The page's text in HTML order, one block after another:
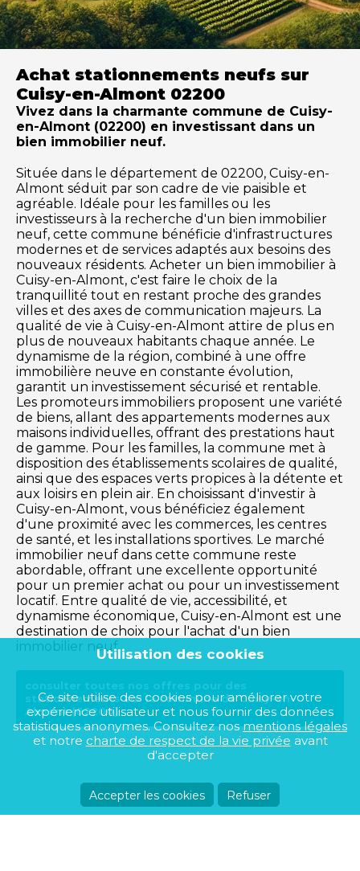
Achat stationnements neufs sur
Cuisy-en-Almont 02200
Vivez dans la charmante commune de Cuisy-
en-Almont (02200) en investissant dans un
bien immobilier neuf.
Située dans le département de 02200, Cuisy-en-
Almont séduit par son cadre de vie paisible et
agréable. Idéale pour les familles ou les
investisseurs à la recherche d'un bien immobilier
neuf, cette commune bénéficie d'infrastructures
modernes et de services adaptés aux besoins des
nouveaux résidents. Acheter un bien immobilier à
Cuisy-en-Almont, c'est faire le choix de la
tranquillité tout en restant proche des grandes
villes et des axes de communication majeurs. La
qualité de vie à Cuisy-en-Almont attire de plus en
plus de nouveaux habitants chaque année. Le
dynamisme de la région, combiné à une offre
immobilière neuve en constante évolution,
garantit un investissement sécurisé et rentable.
Les promoteurs immobiliers proposent une variété
de biens, allant des appartements modernes aux
maisons individuelles, offrant des prestations haut
de gamme. Pour les familles, la commune met à
disposition des établissements scolaires de qualité,
ainsi que des espaces verts propices à la détente et
aux loisirs en plein air. En choisissant d'investir à
Cuisy-en-Almont, vous bénéficiez également
d'une proximité avec les commerces, les centres
de santé, et les installations sportives. Le marché
immobilier neuf dans cette commune reste
abordable, offrant une excellente opportunité
pour un premier achat ou pour un investissement
locatif. Entre qualité de vie, accessibilité, et
dynamisme économique, Cuisy-en-Almont est une
destination de choix pour l'achat d'un bien
immobilier neuf.
consulter toutes nos offres pour des
stationnements sur la commune de Cuisy-en-
Almont (02200)
Utilisation des cookies
Ce site utilise des cookies pour améliorer votre
expérience utilisateur et nous fournir des données
statistiques anonymes. Consultez nosmentions légales
et notre charte de respect de la vie privée avant
d'accepter
Accepter les cookies Refuser